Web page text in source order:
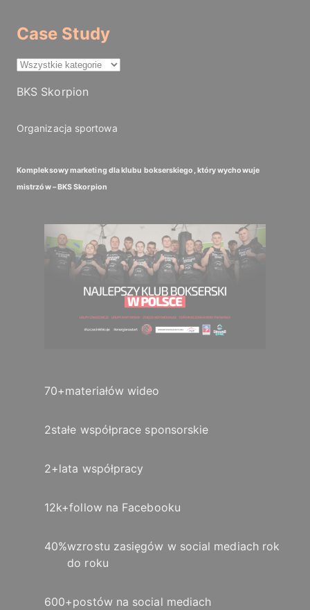
Case Study
BKS Skorpion
Organizacja sportowa
Kompleksowy marketing dla klubu bokserskiego, który wychowuje
mistrzów – BKS Skorpion
70+materiałów wideo
2stałe współprace sponsorskie
2+lata współpracy
12k+follow na Facebooku
40%wzrostu zasięgów w social mediach rok
do roku
600+postów na social mediach